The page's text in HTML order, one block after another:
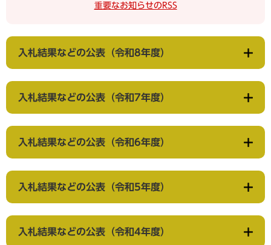
重要なお知らせのRSS
入札結果などの公表（令和8年度）
入札結果などの公表（令和7年度）
入札結果などの公表（令和6年度）
入札結果などの公表（令和5年度）
入札結果などの公表（令和4年度）